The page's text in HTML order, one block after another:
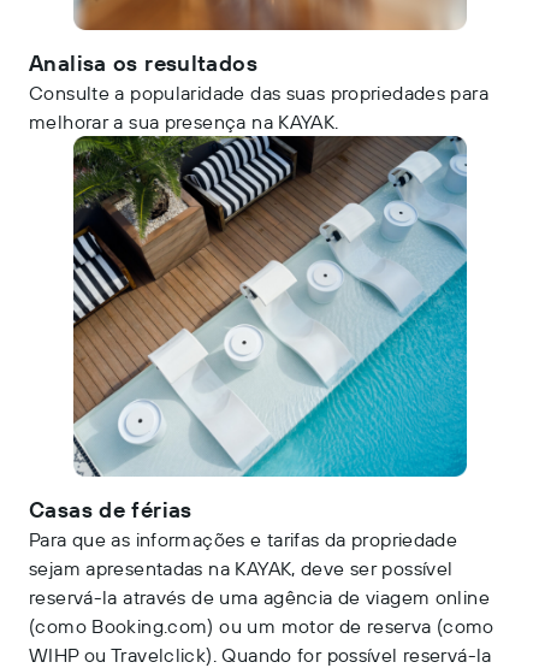
Analisa os resultados
Consulte a popularidade das suas propriedades para
melhorar a sua presença na KAYAK.
Casas de férias
Para que as informações e tarifas da propriedade
sejam apresentadas na KAYAK, deve ser possível
reservá-la através de uma agência de viagem online
(como Booking.com) ou um motor de reserva (como
WIHP ou Travelclick). Quando for possível reservá-la